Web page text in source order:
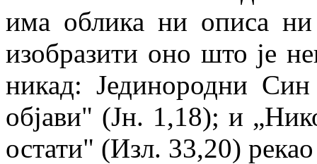
има облика ни описа
изобразити оно што је
никад: Јединородни
објави" (Јн. 1,18); и
остати" (Изл. 33,20) рекао